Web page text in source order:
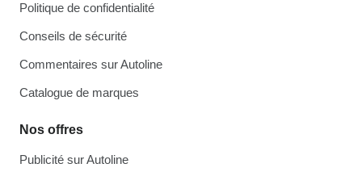
Politique de confidentialité
Conseils de sécurité
Commentaires sur Autoline
Catalogue de marques
Nos offres
Publicité sur Autoline